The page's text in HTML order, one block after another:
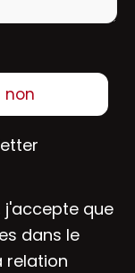
non
j'accepte que
dans le
relation